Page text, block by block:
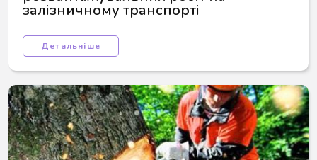
залізничному транспорті
Детальніше